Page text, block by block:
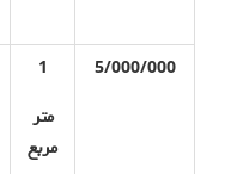
5/000/000
1
متر
مربع